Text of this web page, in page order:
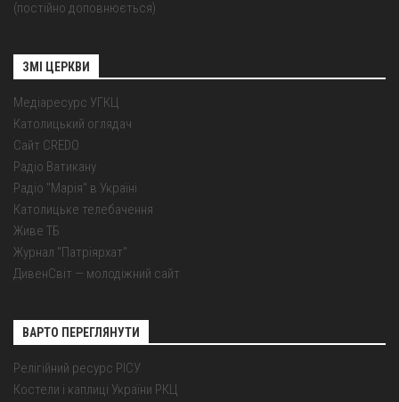
(постійно доповнюється)
ЗМІ ЦЕРКВИ
Медіаресурс УГКЦ
Католицький оглядач
Сайт CREDO
Радіо Ватикану
Радіо "Марія" в Україні
Католицьке телебачення
Живе ТБ
Журнал "Патріярхат"
ДивенСвіт — молодіжний сайт
ВАРТО ПЕРЕГЛЯНУТИ
Релігійний ресурс РІСУ
Костели і каплиці України РКЦ